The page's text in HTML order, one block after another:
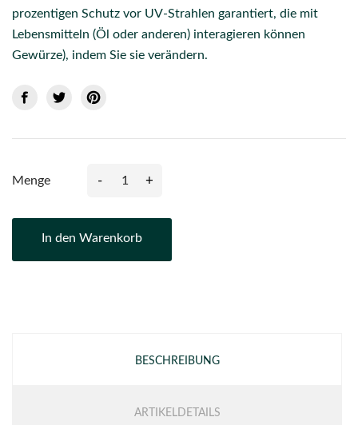
prozentigen Schutz vor UV-Strahlen garantiert, die mit
Lebensmitteln (Öl oder anderen) interagieren können
Gewürze), indem Sie sie verändern.
Menge - +
In den Warenkorb
BESCHREIBUNG
ARTIKELDETAILS